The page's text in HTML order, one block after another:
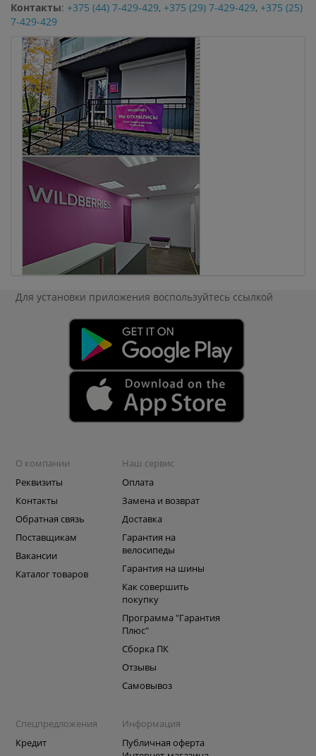
Контакты: +375 (44) 7-429-429, +375 (29) 7-429-429, +375 (25)
7-429-429
Для установки приложения воспользуйтесь ссылкой
О компании
Реквизиты
Контакты
Обратная связь
Поставщикам
Вакансии
Каталог товаров
Наш сервис
Оплата
Замена и возврат
Доставка
Гарантия на
велосипеды
Гарантия на шины
Как совершить
покупку
Программа "Гарантия
Плюс"
Сборка ПК
Отзывы
Самовывоз
Спецпредложения
Кредит
Информация
Публичная оферта